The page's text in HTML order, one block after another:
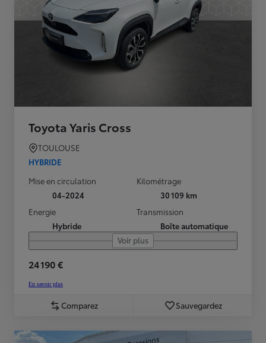
Toyota Yaris Cross
TOULOUSE
HYBRIDE
Mise en circulation
04-2024
Kilométrage
30 109 km
Energie
Hybride
Transmission
Boîte automatique
Voir plus
24 190 €
En savoir plus
Comparez Sauvegardez